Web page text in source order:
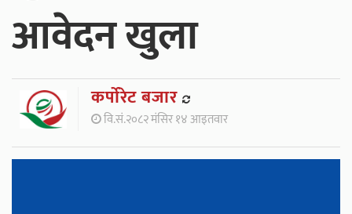
आवेदन खुला
कर्पाेरेट बजार
वि.सं.२०८२ मंसिर १४ आइतवार